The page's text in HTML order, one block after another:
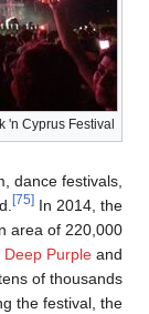
The
singers and bands
game competitions
the Park Near
and the
asYüksek Sadakat
Cyprus and